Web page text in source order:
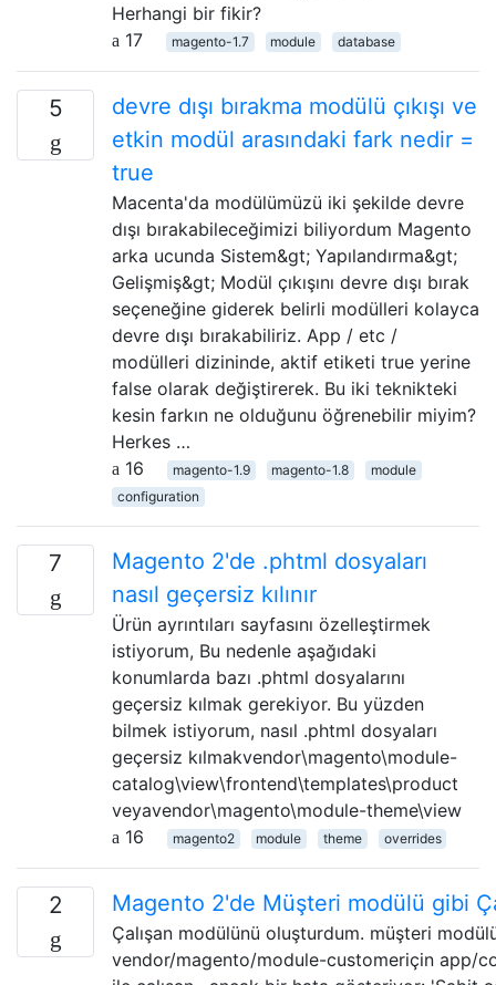
Herhangi bir fikir?
17
magento-1.7 module database
5
devre dışı bırakma modülü çıkışı ve
etkin modül arasındaki fark nedir =
true
Macenta'da modülümüzü iki şekilde devre
dışı bırakabileceğimizi biliyordum Magento
arka ucunda Sistem&gt; Yapılandırma&gt;
Gelişmiş&gt; Modül çıkışını devre dışı bırak
seçeneğine giderek belirli modülleri kolayca
devre dışı bırakabiliriz. App / etc /
modülleri dizininde, aktif etiketi true yerine
false olarak değiştirerek. Bu iki teknikteki
kesin farkın ne olduğunu öğrenebilir miyim?
Herkes …
16
magento-1.9 magento-1.8
module
configuration
7
Magento 2'de .phtml dosyaları
nasıl geçersiz kılınır
Ürün ayrıntıları sayfasını özelleştirmek
istiyorum, Bu nedenle aşağıdaki
konumlarda bazı .phtml dosyalarını
geçersiz kılmak gerekiyor. Bu yüzden
bilmek istiyorum, nasıl .phtml dosyaları
geçersiz kılmakvendor\magento\module-
catalog\view\frontend\templates\product
veyavendor\magento\module-theme\view
16
magento2 module theme overrides
2 Magento 2'de Müşteri modülü gibi
Çalışan modülünü oluşturdum. müşteri
vendor/magento/module-customeriçin app/